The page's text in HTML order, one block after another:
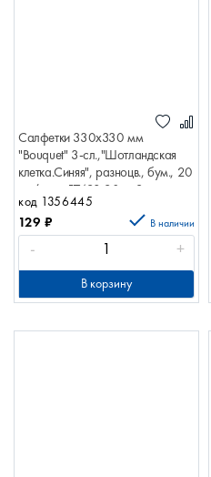
Салфетки 330х330 мм
"Bouquet" 3-сл.,"Шотландская
клетка.Синяя", разноцв., бум., 20
шт/упак 57428 20шт 3сл
Шотл.клетка.Синяя 111203
код 1356445
129 ₽ В наличии
- +
В корзину